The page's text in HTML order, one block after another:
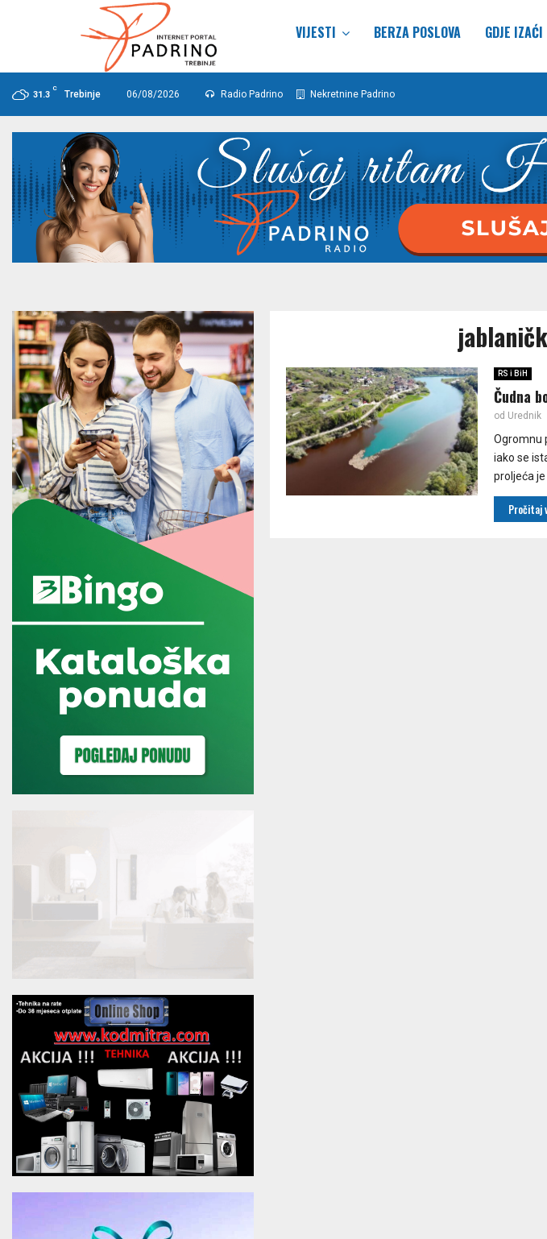
VIJESTI BERZA POSLOVA GDJE IZAĆI
31.3
C
Trebinje 06/08/2026 Radio Padrino Nekretnine Padrino
RS i BiH
Čudna
od Urednik
Ogromnu
iako se
proljeća
Pročitaj